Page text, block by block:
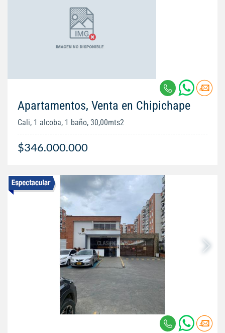
Apartamentos, Venta en Chipichape
Cali, 1 alcoba, 1 baño, 30,00mts2
$346.000.000